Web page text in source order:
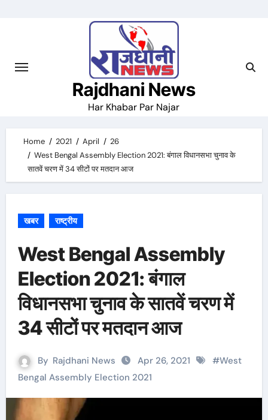
Rajdhani News
Har Khabar Par Najar
Home 2021 April
26
West Bengal Assembly Election 2021: बंगाल विधानसभा चुनाव के
सातवें चरण में 34 सीटों पर मतदान आज
खबर राष्ट्रीय
West Bengal Assembly
Election 2021: बंगाल
विधानसभा चुनाव के सातवें चरण में
34 सीटों पर मतदान आज
By Rajdhani News Apr 26, 2021 #West
Bengal Assembly Election 2021